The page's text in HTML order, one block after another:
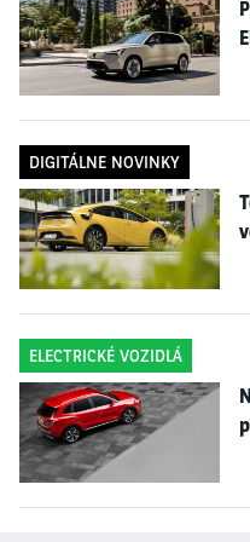
kde ste auto zaparkovali,
cieľmi je plynulejší a bez
sa auta. Navyše, nešoféri si môžu
Samozrejme, ak im to
Každý, kto sa presúva aktívne –
dávku prirodzeného pohybu. Je to
nadváhou. V detskej populácii sú
trpí nadváhou či obezitou! Preto
zábavou peši alebo na bicykli či
Zároveň je peší pohyb po svojom
dobre poznajú.
Úroveň verejnej dopravy síce ešte
ktoré by nám mohli ísť príkladom,
sa zlepšuje. Mne osobne sa
tým, že nemusím šoférovať,
si prečítam „noviny“,
všetky súkromné záležitosti a
prebrowsujem sociálne siete.
DIGITÁLNE NOVINKY
ELECTRICKÉ VOZIDLÁ